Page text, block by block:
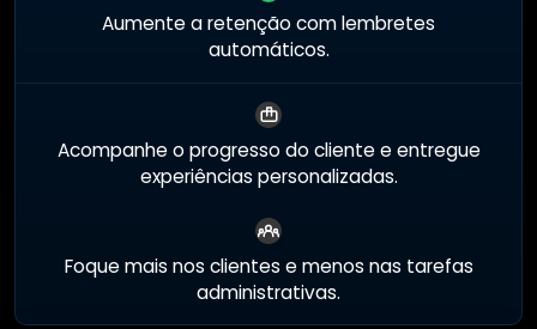
Aumente a retenção com lembretes
automáticos.
Acompanhe o progresso do cliente e entregue
experiências personalizadas.
Foque mais nos clientes e menos nas tarefas
administrativas.